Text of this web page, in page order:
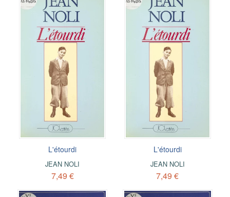
L'étourdi
JEAN NOLI
7,49 €
L'étourdi
JEAN NOLI
7,49 €